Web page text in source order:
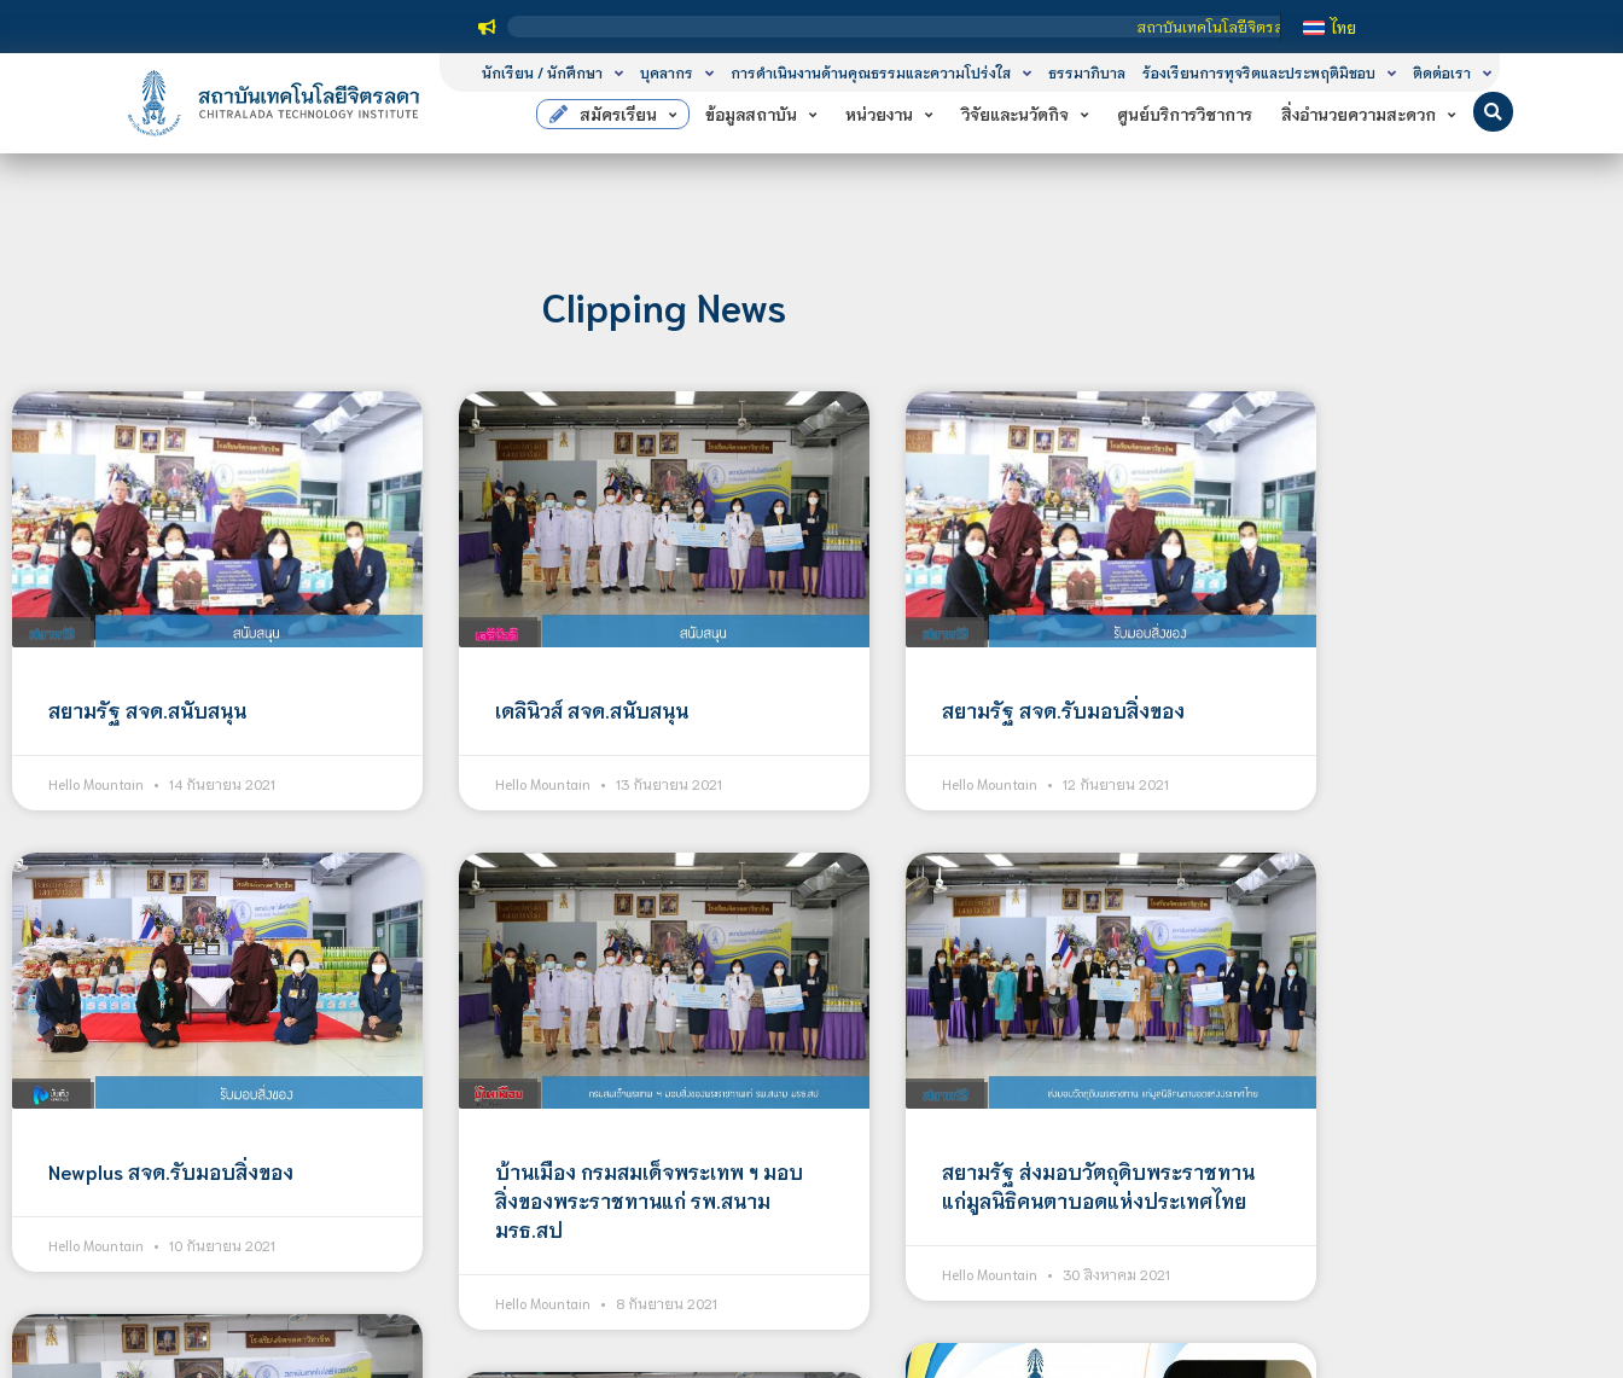
สถาบันเทคโนโลยีจิตรลดา เป็นสถาบันอุดมศึกษาในกำกับของรัฐ เปิดหลักสูตรการเรียนกา
ไทย
นักเรียน / นักศึกษา บุคลากร การดำเนินงานด้านคุณธรรมและความโปร่งใส ธรรมาภิบาล ร้องเรียนการทุจริตและประพฤติมิชอบ ติดต่อเรา
สมัครเรียน ข้อมูลสถาบัน หน่วยงาน วิจัยและนวัตกิจ ศูนย์บริการวิชาการ สิ่งอำนวยความสะดวก
Clipping News
สยามรัฐ สจด.สนับสนุน
Hello Mountain 14 กันยายน 2021
เดลินิวส์ สจด.สนับสนุน
Hello Mountain 13 กันยายน 2021
สยามรัฐ สจด.รับมอบสิ่งของ
Hello Mountain 12 กันยายน 2021
Newplus สจด.รับมอบสิ่งของ
Hello Mountain 10 กันยายน 2021
บ้านเมือง กรมสมเด็จพระเทพ ฯ มอบ
สิ่งของพระราชทานแก่ รพ.สนาม
มรธ.สป
Hello Mountain 8 กันยายน 2021
สยามรัฐ ส่งมอบวัตถุดิบพระราชทาน
แก่มูลนิธิคนตาบอดแห่งประเทศไทย
Hello Mountain 30 สิงหาคม 2021